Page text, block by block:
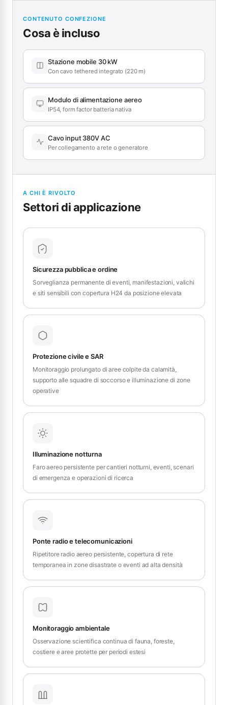
CONTENUTO CONFEZIONE
Cosa è incluso
Stazione mobile 30 kW
Con cavo tethered integrato (220 m)
Modulo di alimentazione aereo
IP54, form factor batteria nativa
Cavo input 380V AC
Per collegamento a rete o generatore
A CHI È RIVOLTO
Settori di applicazione
Sicurezza pubblica e ordine
Sorveglianza permanente di eventi, manifestazioni, valichi
e siti sensibili con copertura H24 da posizione elevata
Protezione civile e SAR
Monitoraggio prolungato di aree colpite da calamità,
supporto alle squadre di soccorso e illuminazione di zone
operative
Illuminazione notturna
Faro aereo persistente per cantieri notturni, eventi, scenari
di emergenza e operazioni di ricerca
Ponte radio e telecomunicazioni
Ripetitore radio aereo persistente, copertura di rete
temporanea in zone disastrate o eventi ad alta densità
Monitoraggio ambientale
Osservazione scientifica continua di fauna, foreste,
costiere e aree protette per periodi estesi